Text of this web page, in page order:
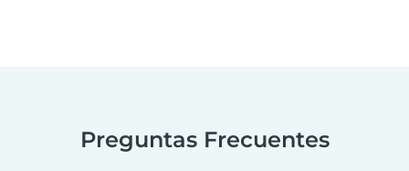
Preguntas Frecuentes